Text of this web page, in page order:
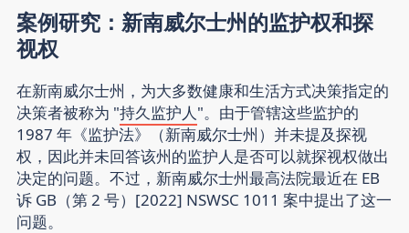
案例研究：新南威尔士州的监护权和探
视权
在新南威尔士州，为大多数健康和生活方式决策指定的
决策者被称为 "持久监护人"。由于管辖这些监护的
1987 年《监护法》（新南威尔士州）并未提及探视
权，因此并未回答该州的监护人是否可以就探视权做出
决定的问题。不过，新南威尔士州最高法院最近在 EB
诉 GB（第 2 号）[2022] NSWSC 1011 案中提出了这一
问题。